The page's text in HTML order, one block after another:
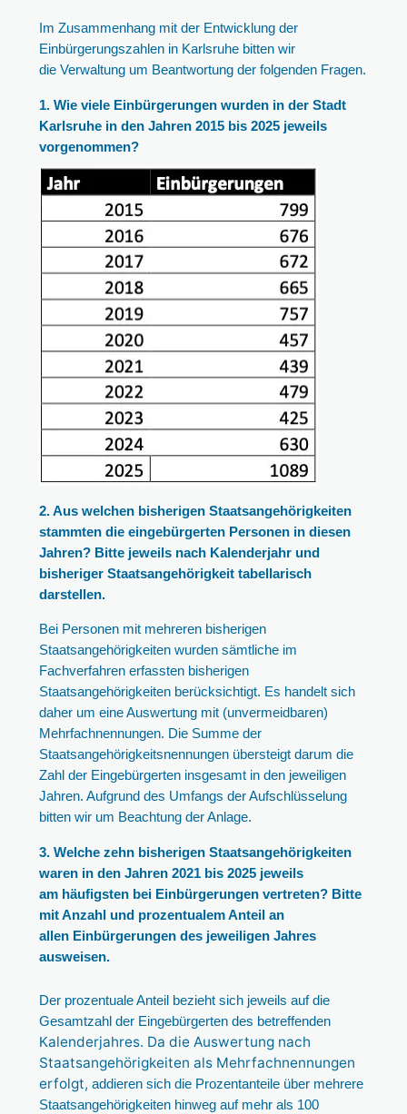
Im Zusammenhang mit der Entwicklung der
Einbürgerungszahlen in Karlsruhe bitten wir
die Verwaltung um Beantwortung der folgenden Fragen.
1. Wie viele Einbürgerungen wurden in der Stadt
Karlsruhe in den Jahren 2015 bis 2025 jeweils
vorgenommen?
2. Aus welchen bisherigen Staatsangehörigkeiten
stammten die eingebürgerten Personen in diesen
Jahren? Bitte jeweils nach Kalenderjahr und
bisheriger Staatsangehörigkeit tabellarisch
darstellen.
Bei Personen mit mehreren bisherigen
Staatsangehörigkeiten wurden sämtliche im
Fachverfahren erfassten bisherigen
Staatsangehörigkeiten berücksichtigt. Es handelt sich
daher um eine Auswertung mit (unvermeidbaren)
Mehrfachnennungen. Die Summe der
Staatsangehörigkeitsnennungen übersteigt darum die
Zahl der Eingebürgerten insgesamt in den jeweiligen
Jahren. Aufgrund des Umfangs der Aufschlüsselung
bitten wir um Beachtung der Anlage.
3. Welche zehn bisherigen Staatsangehörigkeiten
waren in den Jahren 2021 bis 2025 jeweils
am häufigsten bei Einbürgerungen vertreten? Bitte
mit Anzahl und prozentualem Anteil an
allen Einbürgerungen des jeweiligen Jahres
ausweisen.
Der prozentuale Anteil bezieht sich jeweils auf die
Gesamtzahl der Eingebürgerten des betreffenden
Kalenderjahres. Da die Auswertung nach
Staatsangehörigkeiten als Mehrfachnennungen
erfolgt,addieren sich die Prozentanteile über mehrere
Staatsangehörigkeiten hinweg auf mehr als 100